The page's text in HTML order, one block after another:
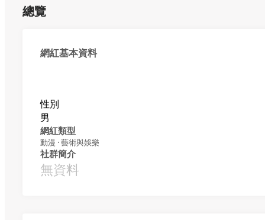
總覽
網紅基本資料
性別
男
網紅類型
動漫 · 藝術與娛樂
社群簡介
無資料